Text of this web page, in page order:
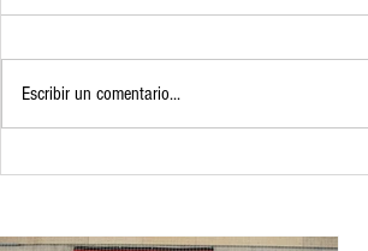
Escribir un comentario...